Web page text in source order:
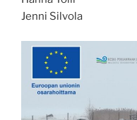
Jenni Silvola